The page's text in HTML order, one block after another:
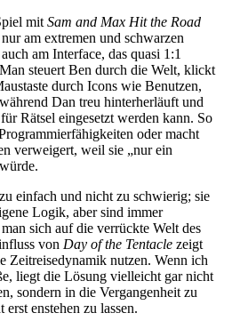
mit Sam and Max Hit the Road
am extremen und schwarzen
am Interface, das quasi 1:1
steuert Ben durch die Welt, klickt
durch Icons wie Benutzen,
Dan treu hinterherläuft und
Rätsel eingesetzt werden kann. So
oder macht
verweigert, weil sie „nur ein
einfach und nicht zu schwierig; sie
Logik, aber sind immer
sich auf die verrückte Welt des
von Day of the Tentacle zeigt
Zeitreisedynamik nutzen. Wenn ich
liegt die Lösung vielleicht gar nicht
sondern in die Vergangenheit zu
erst enstehen zu lassen.